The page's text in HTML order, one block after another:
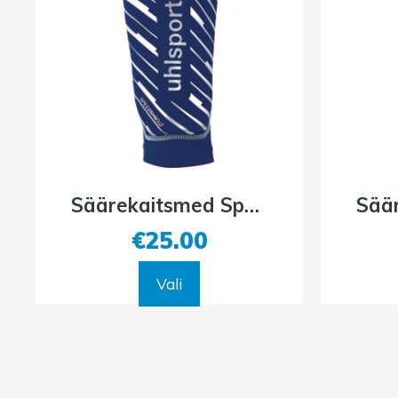
Säärekaitsmed Speedshield (sinine)
€25.00
Vali
product